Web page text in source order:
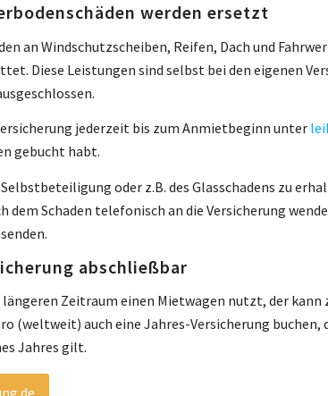
werden ersetzt
an Windschutzscheiben, Reifen, Dach und
Diese Leistungen sind selbst bei den eigenen
jederzeit bis zum Anmietbeginn unter
gebucht habt.
oder z.B. des Glasschadens zu
dem Schaden telefonisch an die Versicherung
abschließbar
Zeitraum einen Mietwagen nutzt, der kann
(weltweit) auch eine Jahres-Versicherung
Jahres gilt.